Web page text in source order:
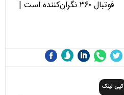
فوتبال ۳۶۰ نگران‌کننده است |
کپی لینک